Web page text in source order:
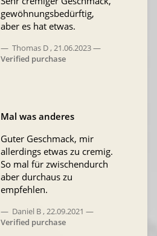
gewöhnungsbedürftig,
aber es hat etwas.
Thomas D,21.06.2023
Verified purchase
Mal was anderes
Guter Geschmack, mir
allerdings etwas zu cremig.
So mal für zwischendurch
aber durchaus zu
empfehlen.
Daniel B,22.09.2021
Verified purchase